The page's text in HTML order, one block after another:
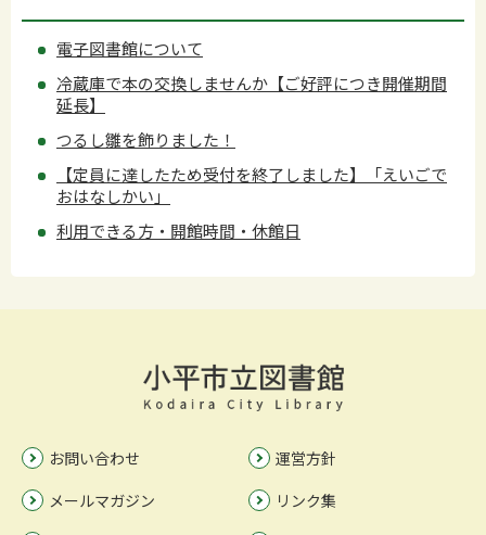
電子図書館について
冷蔵庫で本の交換しませんか【ご好評につき開催期間
延長】
つるし雛を飾りました！
【定員に達したため受付を終了しました】「えいごで
おはなしかい」
利用できる方・開館時間・休館日
お問い合わせ
運営方針
メールマガジン
リンク集